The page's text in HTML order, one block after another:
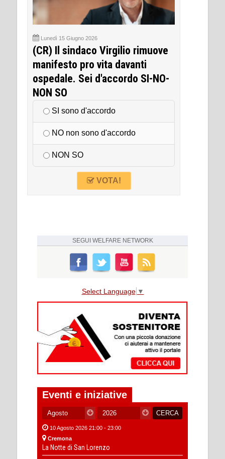
Lunedì 15 Giugno 2026
(CR) Il sindaco Virgilio rimuove
manifesto pro vita davanti
ospedale. Sei d'accordo SI-NO-
NON SO
SI sono d'accordo
NO non sono d'accordo
NON SO
VOTA!
SEGUI WELFARE NETWORK
Select Language ▼
Eventi e iniziative
10 Agosto 2026 21:00 - 23:00
Cremona
La Notte di San Lorenzo